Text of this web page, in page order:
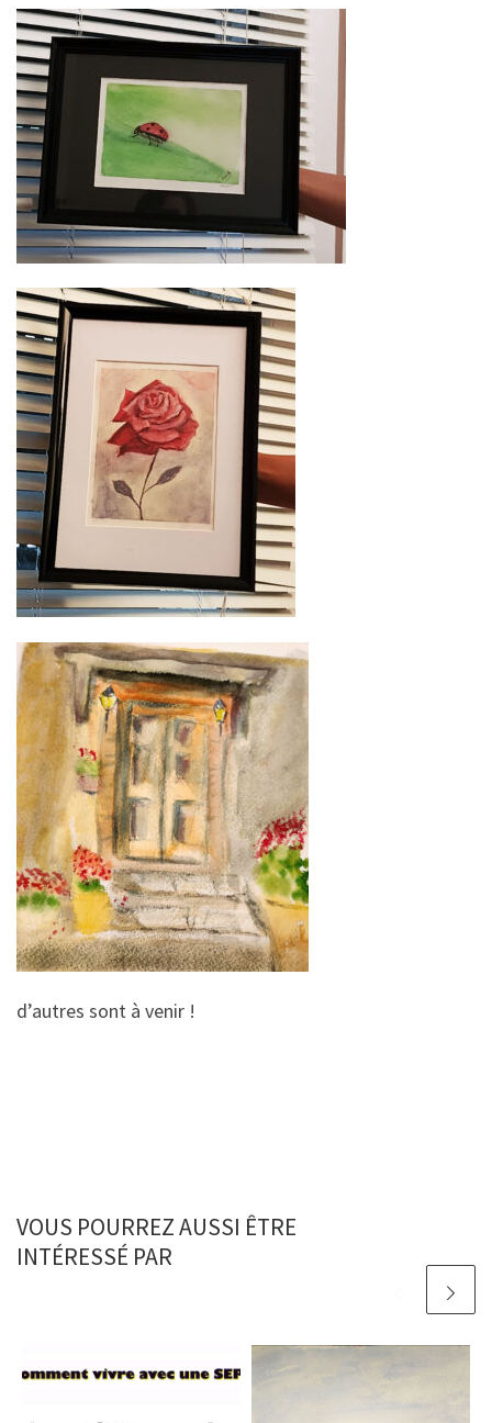
d’autres sont à venir !
VOUS POURREZ AUSSI ÊTRE
INTÉRESSÉ PAR